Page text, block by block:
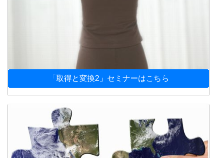
「取得と変換2」セミナーはこちら